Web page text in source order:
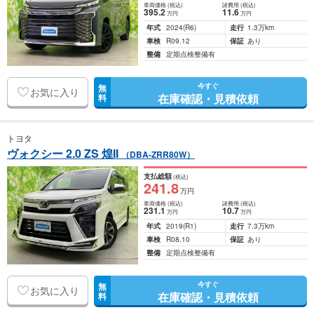
車両価格(税込)
395.2万円
諸費用 (税込)
11.6 万円
年式 2024(R6) 走行 1.3万km
車検
R09.12 保証 あり
整備 定期点検整備有
お気に入り 無
料
今すぐ
在庫確認・見積依頼
トヨタ
ヴォクシー 2.0 ZS 煌II （DBA-ZRR80W）
支払総額(税込)
241.8万円
車両価格(税込)
231.1万円
諸費用 (税込)
10.7 万円
年式 2019(R1) 走行 7.3万km
車検
R08.10 保証 あり
整備 定期点検整備有
お気に入り 無
料
今すぐ
在庫確認・見積依頼